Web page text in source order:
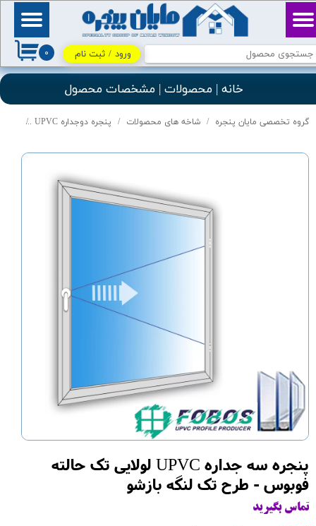
بِسْمِ ٱللَّٰهِ ٱلرَّحْمَٰنِ
ٱلرَّحِيمِ / اللهم اكفني
بحلالك عن حرامك، وأغنني
بفضلك عمَّن سواك
۰ ورود / ثبت نام
حساب کاربری من
تغییر گذر واژه
خروج از حساب کاربری
خانه | محصولات | مشخصات محصول
گروه تخصصی مایان پنجره شاخه های محصولات پنجره دوجداره UPVC
پنجره سه جداره UPVC لولایی تک حالته
فوبوس - طرح تک لنگه بازشو
تماس بگیرید